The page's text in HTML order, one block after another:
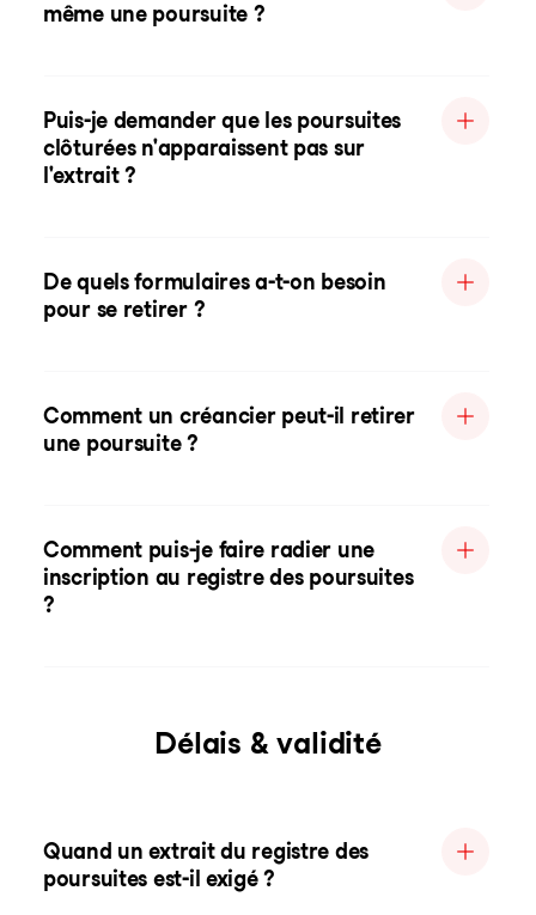
même une poursuite ?
Puis-je demander que les poursuites
clôturées n'apparaissent pas sur
l'extrait ?
De quels formulaires a-t-on besoin
pour se retirer ?
Comment un créancier peut-il retirer
une poursuite ?
Comment puis-je faire radier une
inscription au registre des poursuites
?
Délais & validité
Quand un extrait du registre des
poursuites est-il exigé ?